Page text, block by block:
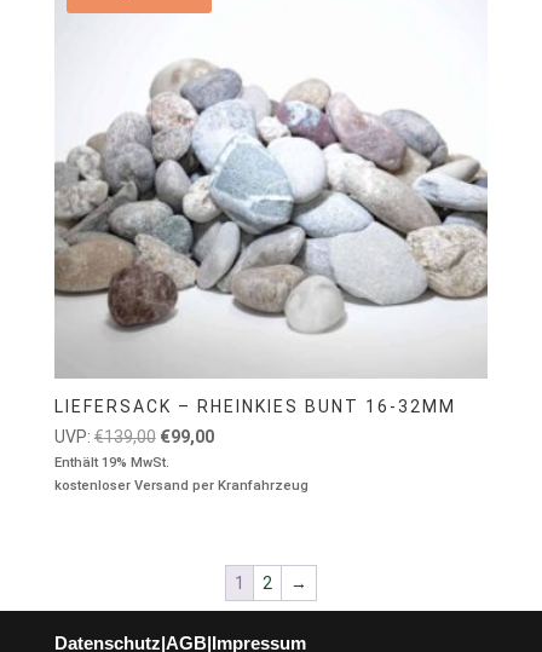
LIEFERSACK – RHEINKIES BUNT 16-32MM
UVP: €139,00 Ursprünglicher
Preis
war:
€99,00Aktueller
ist:
Enthält 19% MwSt.
kostenloser Versand per Kranfahrzeug
1 2 →
Datenschutz|AGB|Impressum